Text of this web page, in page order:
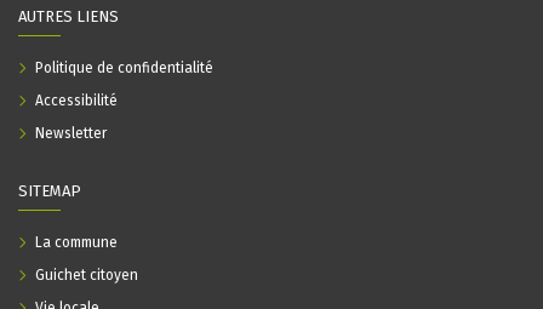
SITEMAP
La commune
Guichet citoyen
AUTRES LIENS
Politique de confidentialité
Accessibilité
Newsletter